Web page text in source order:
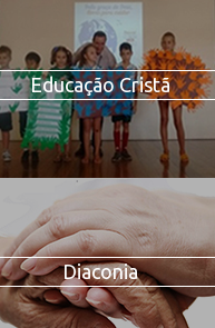
Educação Cristã
Diaconia